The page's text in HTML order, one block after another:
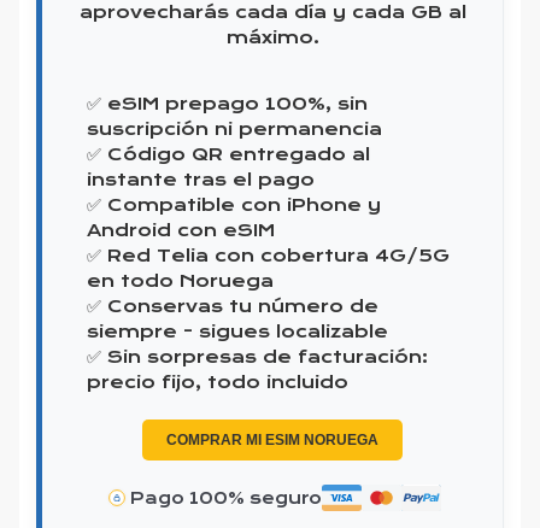
aprovecharás cada día y cada GB al
máximo.
✅ eSIM prepago 100%, sin
suscripción ni permanencia
✅ Código QR entregado al
instante tras el pago
✅ Compatible con iPhone y
Android con eSIM
✅ Red Telia con cobertura 4G/5G
en todo Noruega
✅ Conservas tu número de
siempre - sigues localizable
✅ Sin sorpresas de facturación:
precio fijo, todo incluido
COMPRAR MI ESIM NORUEGA
Pago 100% seguro